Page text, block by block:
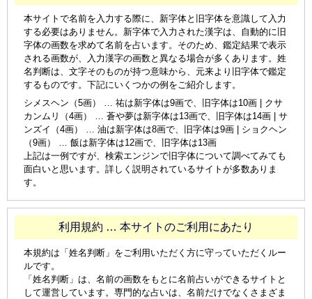
本サイトで名前を入力する際に、新字体と旧字体を意識して入力
する必要はありません。新字体で入力された漢字は、自動的に旧
字体の画数を求めて名前を占います。そのため、鑑定結果で表示
される画数が、入力漢字の画数と異なる場合が多くあります。姓
名判断は、文字そのものが持つ意味から、元来より旧字体で鑑定
するものです。下記にいくつかの例をご紹介します。
シメスヘン（5画） … 祐は新字体は9画で、旧字体は10画 | クサ
カンムリ（4画） … 蒼や夢は新字体は13画で、旧字体は14画 | サ
ンズイ（4画） … 油は新字体は8画で、旧字体は9画 | ショクヘン
（9画） … 飯は新字体は12画で、旧字体は13画
上記は一例ですが、検索エンジンで旧字体について調べてみても
面白いと思います。詳しく説明されているサイトが多数ありま
す。
利用規約 … 本サイトのご利用にあたり
本規約は「姓名判断」をご利用いただく方に守っていただくルー
ルです。
「姓名判断」は、名前の画数をもとに名前占いができるサイトと
して運営しています。専門的な占いは、名前だけでなくさまざま